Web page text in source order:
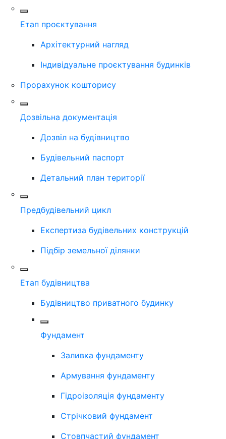
Етап проєктування
Архітектурний нагляд
Індивідуальне проєктування будинків
Прорахунок кошторису
Дозвільна документація
Дозвіл на будівництво
Будівельний паспорт
Детальний план території
Предбудівельний цикл
Експертиза будівельних конструкцій
Підбір земельної ділянки
Етап будівництва
Будівництво приватного будинку
Фундамент
Заливка фундаменту
Армування фундаменту
Гідроізоляція фундаменту
Стрічковий фундамент
Стовпчастий фундамент